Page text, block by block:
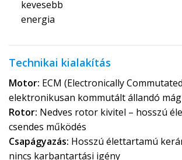
kevesebb
energia
Technikai kialakítás
Motor: ECM (Electronically
elektronikusan kommutált állandó
Rotor: Nedves rotor kivitel – hosszú
csendes működés
Csapágyazás: Hosszú élettartamú
nincs karbantartási igény